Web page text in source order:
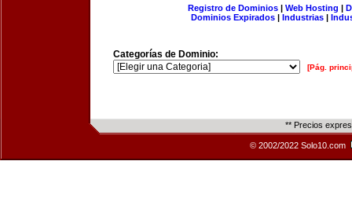
Registro de Dominios| Web Hosting |
Dominios Expirados | Industrias |
Categorías de Dominio:
[Pág.
** Precios
© 2002/2022 Solo10.com